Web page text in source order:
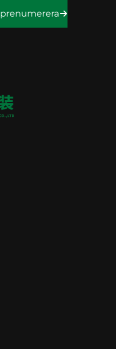
prenumerera